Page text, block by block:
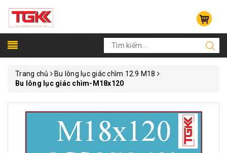
Trang chủ
Bu lông lục giác chìm 12.9 M18
Bu lông lục giác chìm-M18x120